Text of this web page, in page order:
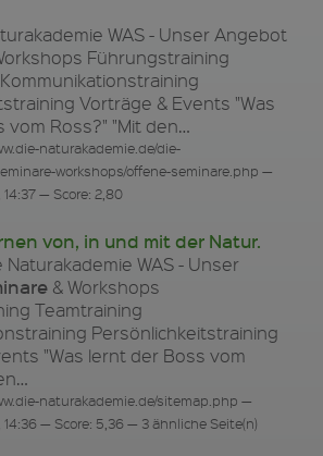
WAS - Unser Angebot
Führungstraining
Vorträge & Events "Was
vom Ross?" "Mit den…
naturakademie.de/die-
workshops/offene-seminare.php —
14:37 — Score: 2,80
von, in und mit der Natur.
Naturakademie WAS - Unser
& Workshops
Teamtraining
Persönlichkeitstraining
"Was lernt der Boss vom
naturakademie.de/sitemap.php —
14:36 — Score: 5,36 — 3 ähnliche Seite(n)